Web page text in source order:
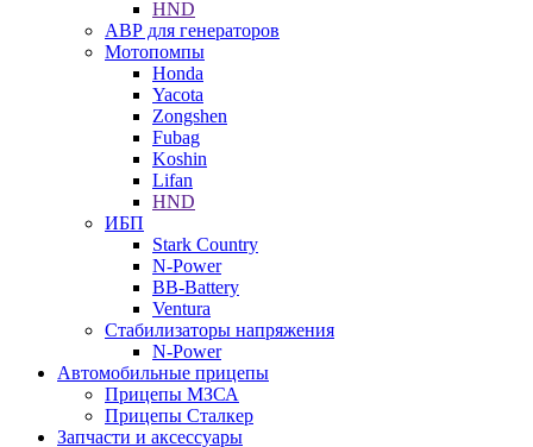
HND
АВР для генераторов
Мотопомпы
Honda
Yacota
Zongshen
Fubag
Koshin
Lifan
HND
ИБП
Stark Country
N-Power
BB-Battery
Ventura
Стабилизаторы напряжения
N-Power
Автомобильные прицепы
Прицепы МЗСА
Прицепы Сталкер
Запчасти и аксессуары